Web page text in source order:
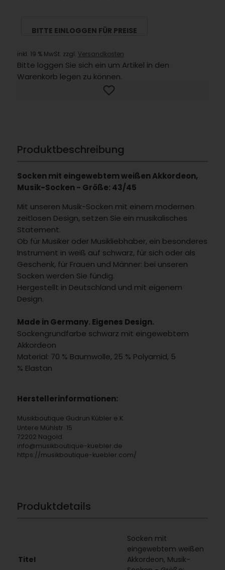
BITTE EINLOGGEN FÜR PREISE
inkl. 19 % MwSt. zzgl. Versandkosten
Bitte loggen Sie sich ein um Artikel in den
Warenkorb legen zu können.
Produktbeschreibung
Socken mit eingewebtem weißen Akkordeon,
Musik-Socken - Größe: 43/45
Mit unseren Musik-Socken mit einem modernen
zeitlosen Design, setzen Sie ein musikalisches
Statement.
Ob für Musiker oder Musikliebhaber, ein besonderes
Instrument in weiß auf schwarz, für sich oder als
Geschenk, für Frauen und Männer: bei unseren
Socken werden Sie fündig.
Hergestellt in Deutschland und mit eigenem
Design.
Made in Germany. Eigenes Design.
Sockengrundfarbe schwarz mit eingewebtem
Akkordeon
Material: 70 % Baumwolle, 25 % Polyamid, 5
% Elastan
Herstellerinformationen:
Musikboutique Gudrun Kübler e.K.
Untere Mühlstr. 15
72202 Nagold
info@musikboutique-kuebler.de
https://musikboutique-kuebler.com/
Produktdetails
Titel
Socken mit
eingewebtem weißen
Akkordeon, Musik-